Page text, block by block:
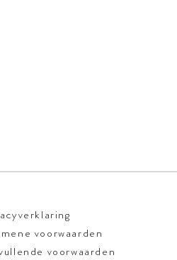
voorwaarden
voorwaarden